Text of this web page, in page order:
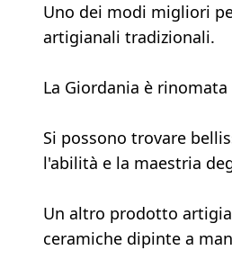
Uno dei modi migliori
artigianali tradizionali.
La Giordania è
Si possono trovare
l'abilità e la maestria
Un altro prodotto
ceramiche dipinte a